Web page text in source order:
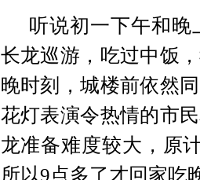
听说初一下午和
长龙巡游，吃过中饭
晚时刻，城楼前依然
花灯表演令热情的市
龙准备难度较大，原
所以9点多了才回家吃